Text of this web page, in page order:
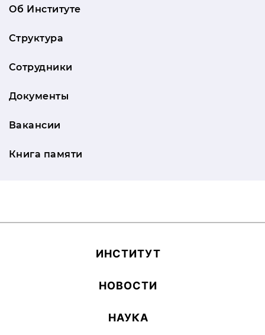
Об Институте
Структура
Сотрудники
Документы
Вакансии
Книга памяти
ИН­СТИ­ТУТ
НОВОСТИ
НАУКА